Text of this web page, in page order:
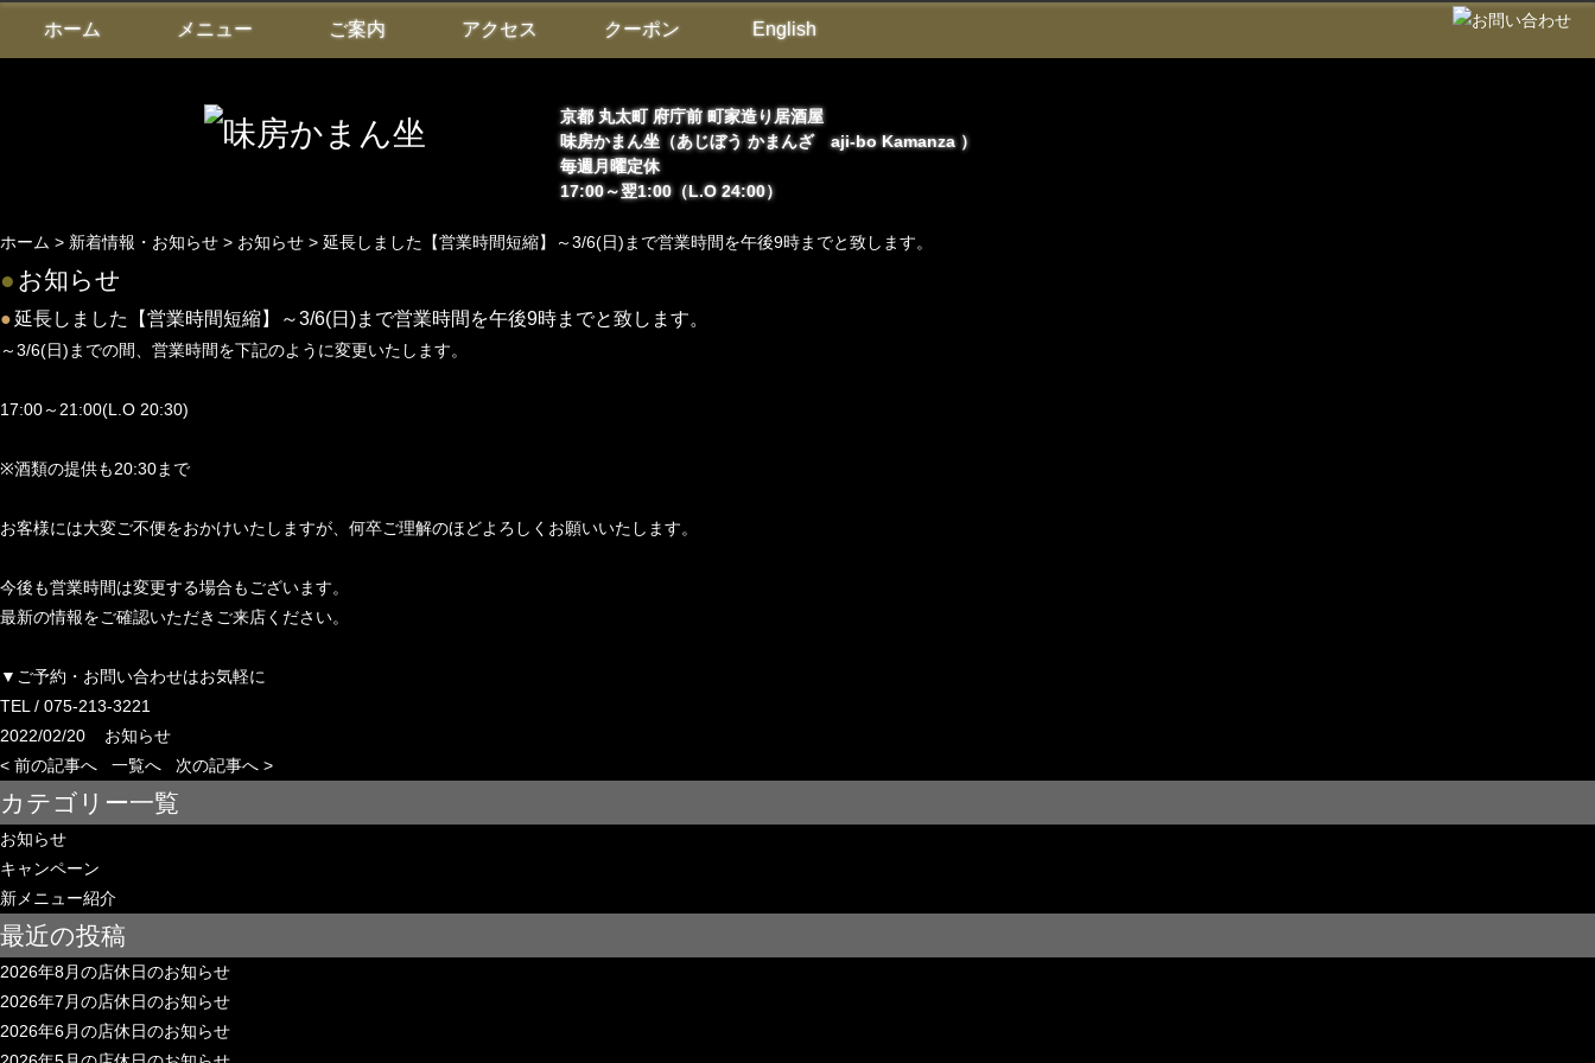
ホーム メニュー ご案内 アクセス クーポン English
京都 丸太町 府庁前 町家造り居酒屋
味房かまん坐（あじぼう かまんざ aji-bo Kamanza ）
毎週月曜定休
17:00～翌1:00（L.O 24:00）
ホーム > 新着情報・お知らせ > お知らせ > 延長しました【営業時間短縮】～3/6(日)まで営業時間を午後9時までと致します。
● お知らせ
●延長しました【営業時間短縮】～3/6(日)まで営業時間を午後9時までと致します。
～3/6(日)までの間、営業時間を下記のように変更いたします。
17:00～21:00(L.O 20:30)
※酒類の提供も20:30まで
お客様には大変ご不便をおかけいたしますが、何卒ご理解のほどよろしくお願いいたします。
今後も営業時間は変更する場合もございます。
最新の情報をご確認いただきご来店ください。
▼ご予約・お問い合わせはお気軽に
TEL / 075-213-3221
2022/02/20
お知らせ
< 前の記事へ
一覧へ 次の記事へ >
カテゴリー一覧
お知らせ
キャンペーン
新メニュー紹介
最近の投稿
2026年8月の店休日のお知らせ
2026年7月の店休日のお知らせ
2026年6月の店休日のお知らせ